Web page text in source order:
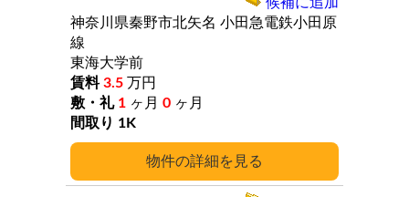
詳細
神奈川県秦野市北矢名 小田急電鉄小田原
線
東海大学前
3.5 万円
1 ヶ月 0 ヶ月
1K